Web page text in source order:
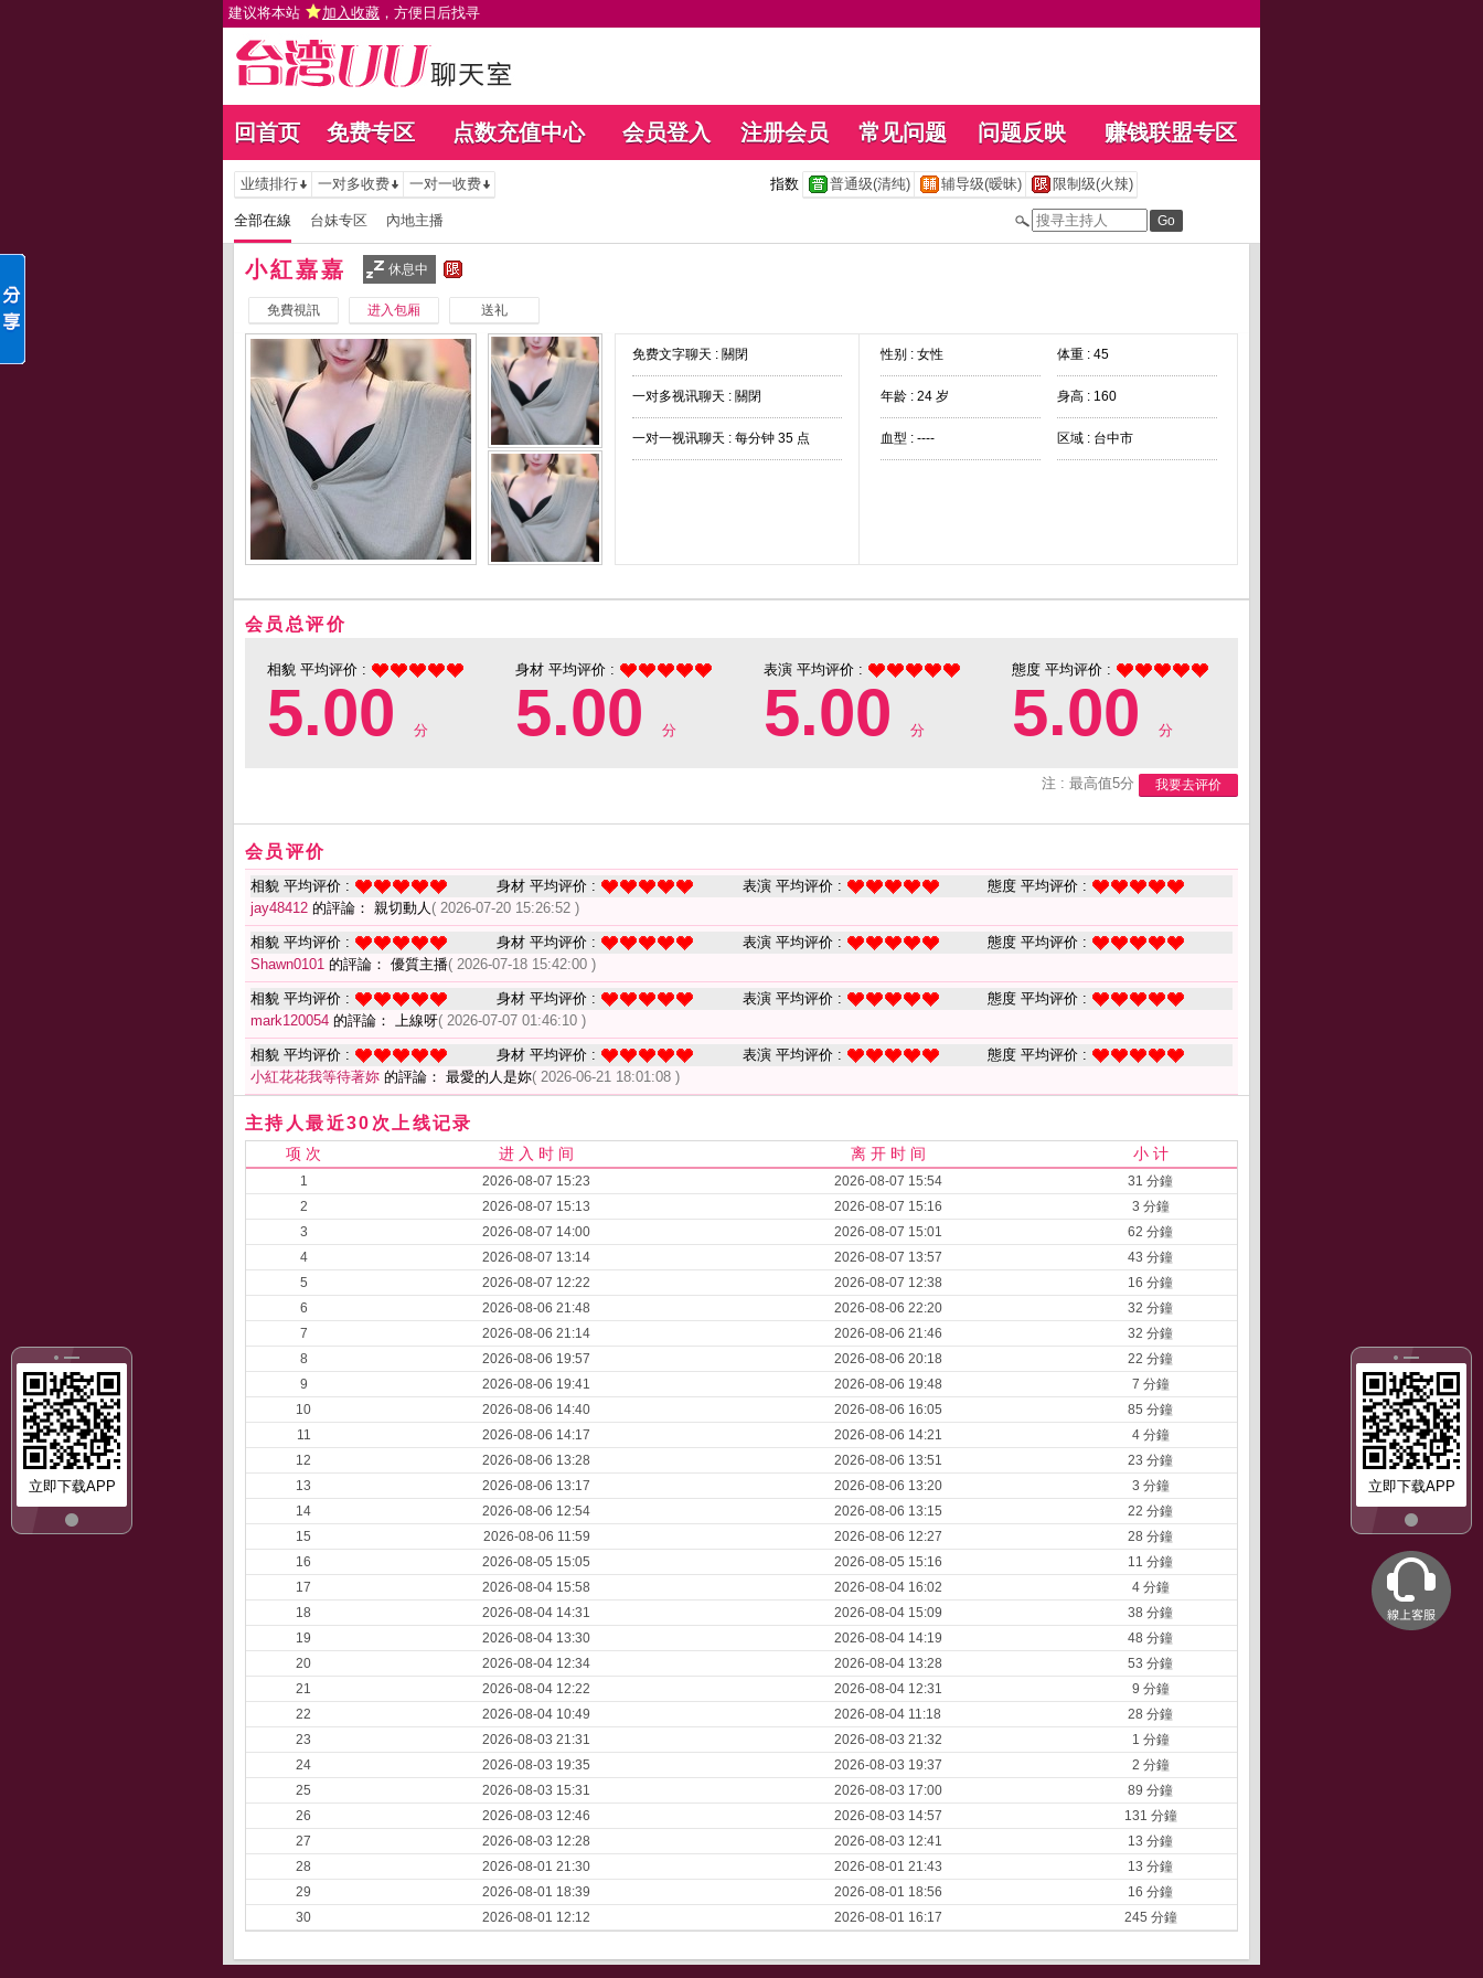
建议将本站 加入收藏 ，方便日后找寻
回首页 免费专区 点数充值中心 会员登入 注册会员 常见问题 问题反映 赚钱联盟专区
立即下载APP
立即下载APP
业绩排行 一对多收费 一对一收费 指数 普通级(清纯) 辅导级(暧昧) 限制级(火辣)
全部在線 台妹专区 內地主播
小紅嘉嘉 休息中
免費視訊 进入包厢 送礼
免费文字聊天 : 關閉
一对多视讯聊天 : 關閉
一对一视讯聊天 : 每分钟 35 点
性别 : 女性 体重 : 45
年龄 : 24 岁 身高 : 160
血型 : ---- 区域 : 台中市
会员总评价
相貌 平均评价 :
5.00 分
身材 平均评价 :
5.00 分
表演 平均评价 :
5.00 分
態度 平均评价 :
5.00 分
注 : 最高值5分 我要去评价
会员评价
相貌 平均评价 : 身材 平均评价 : 表演 平均评价 :
態度 平均评价 :
jay48412 的評論： 親切動人 ( 2026-07-20 15:26:52 )
相貌 平均评价 : 身材 平均评价 : 表演 平均评价 :
態度 平均评价 :
Shawn0101 的評論： 優質主播( 2026-07-18 15:42:00 )
相貌 平均评价 : 身材 平均评价 : 表演 平均评价 :
態度 平均评价 :
mark120054 的評論： 上線呀( 2026-07-07 01:46:10 )
相貌 平均评价 : 身材 平均评价 : 表演 平均评价 :
態度 平均评价 :
小紅花花我等待著妳 的評論： 最愛的人是妳( 2026-06-21 18:01:08 )
主持人最近30次上线记录
项 次 进 入 时 间 离 开 时 间 小 计
1 2026-08-07 15:23 2026-08-07 15:54
31 分鐘
2
2026-08-07 15:13 2026-08-07 15:16
3 分鐘
3
2026-08-07 14:00 2026-08-07 15:01
62 分鐘
4
2026-08-07 13:14 2026-08-07 13:57
43 分鐘
5
2026-08-07 12:22 2026-08-07 12:38
16 分鐘
6
2026-08-06 21:48 2026-08-06 22:20
32 分鐘
7
2026-08-06 21:14 2026-08-06 21:46
32 分鐘
8
2026-08-06 19:57 2026-08-06 20:18
22 分鐘
9
2026-08-06 19:41 2026-08-06 19:48
7 分鐘
10
2026-08-06 14:40 2026-08-06 16:05
85 分鐘
11
2026-08-06 14:17 2026-08-06 14:21
4 分鐘
12
2026-08-06 13:28 2026-08-06 13:51
23 分鐘
13
2026-08-06 13:17 2026-08-06 13:20
3 分鐘
14
2026-08-06 12:54 2026-08-06 13:15
22 分鐘
15
2026-08-06 11:59 2026-08-06 12:27
28 分鐘
16
2026-08-05 15:05 2026-08-05 15:16
11 分鐘
17
2026-08-04 15:58 2026-08-04 16:02
4 分鐘
18
2026-08-04 14:31 2026-08-04 15:09
38 分鐘
19
2026-08-04 13:30 2026-08-04 14:19
48 分鐘
20
2026-08-04 12:34 2026-08-04 13:28
53 分鐘
21
2026-08-04 12:22 2026-08-04 12:31
9 分鐘
22
2026-08-04 10:49 2026-08-04 11:18
28 分鐘
23
2026-08-03 21:31 2026-08-03 21:32
1 分鐘
24
2026-08-03 19:35 2026-08-03 19:37
2 分鐘
25
2026-08-03 15:31 2026-08-03 17:00
89 分鐘
26
2026-08-03 12:46 2026-08-03 14:57
131 分鐘
27
2026-08-03 12:28 2026-08-03 12:41
13 分鐘
28
2026-08-01 21:30 2026-08-01 21:43
13 分鐘
29
2026-08-01 18:39 2026-08-01 18:56
16 分鐘
30
2026-08-01 12:12 2026-08-01 16:17 245 分鐘